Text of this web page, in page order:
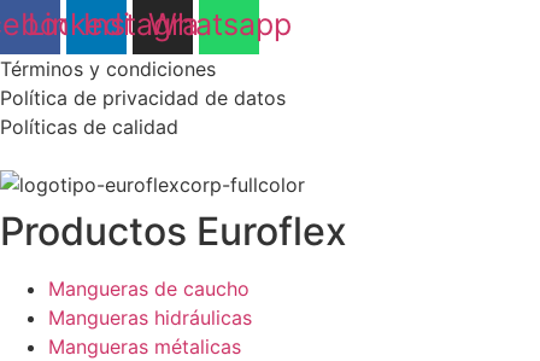
Linkedin
Instagram
Whatsapp
Términos y condiciones
Política de privacidad de datos
Políticas de calidad
Productos Euroflex
Mangueras de caucho
Mangueras hidráulicas
Mangueras métalicas